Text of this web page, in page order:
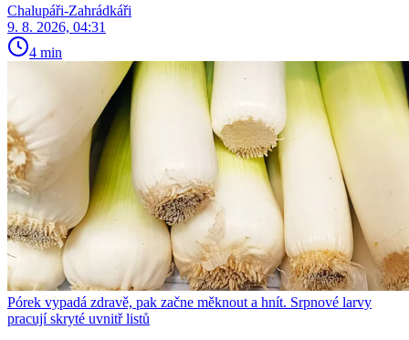
Chalupáři-Zahrádkáři
9. 8. 2026, 04:31
4 min
Pórek vypadá zdravě, pak začne měknout a hnít. Srpnové larvy
pracují skryté uvnitř listů